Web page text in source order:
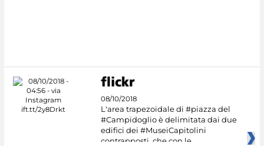
08/10/2018
L'area trapezoidale di #piazza del
#Campidoglio è delimitata dai due
edifici dei #MuseiCapitolini
contrapposti, che con le